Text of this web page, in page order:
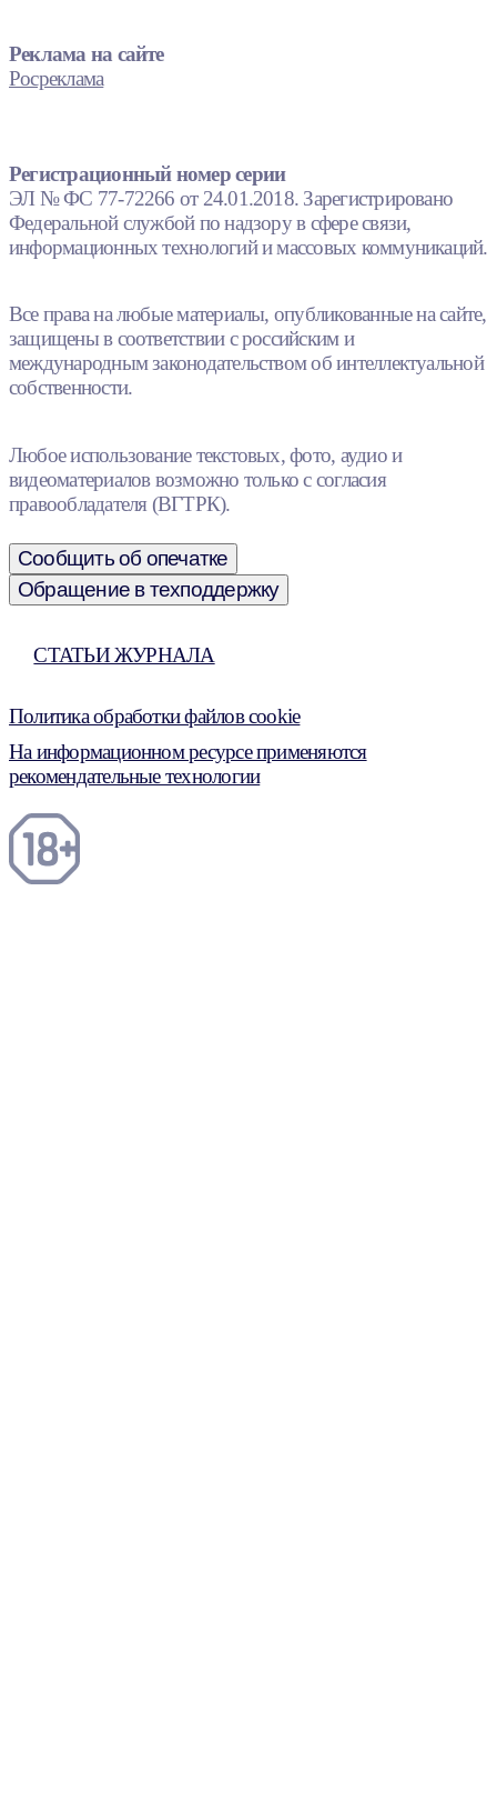
Реклама на сайте
Росреклама
Регистрационный номер серии
ЭЛ № ФС 77-72266 от 24.01.2018. Зарегистрировано
Федеральной службой по надзору в сфере связи,
информационных технологий и массовых коммуникаций.
Все права на любые материалы, опубликованные на сайте,
защищены в соответствии с российским и
международным законодательством об интеллектуальной
собственности.
Любое использование текстовых, фото, аудио и
видеоматериалов возможно только с согласия
правообладателя (ВГТРК).
Сообщить об опечатке
Обращение в техподдержку
СТАТЬИ ЖУРНАЛА
Политика обработки файлов cookie
На информационном ресурсе применяются
рекомендательные технологии